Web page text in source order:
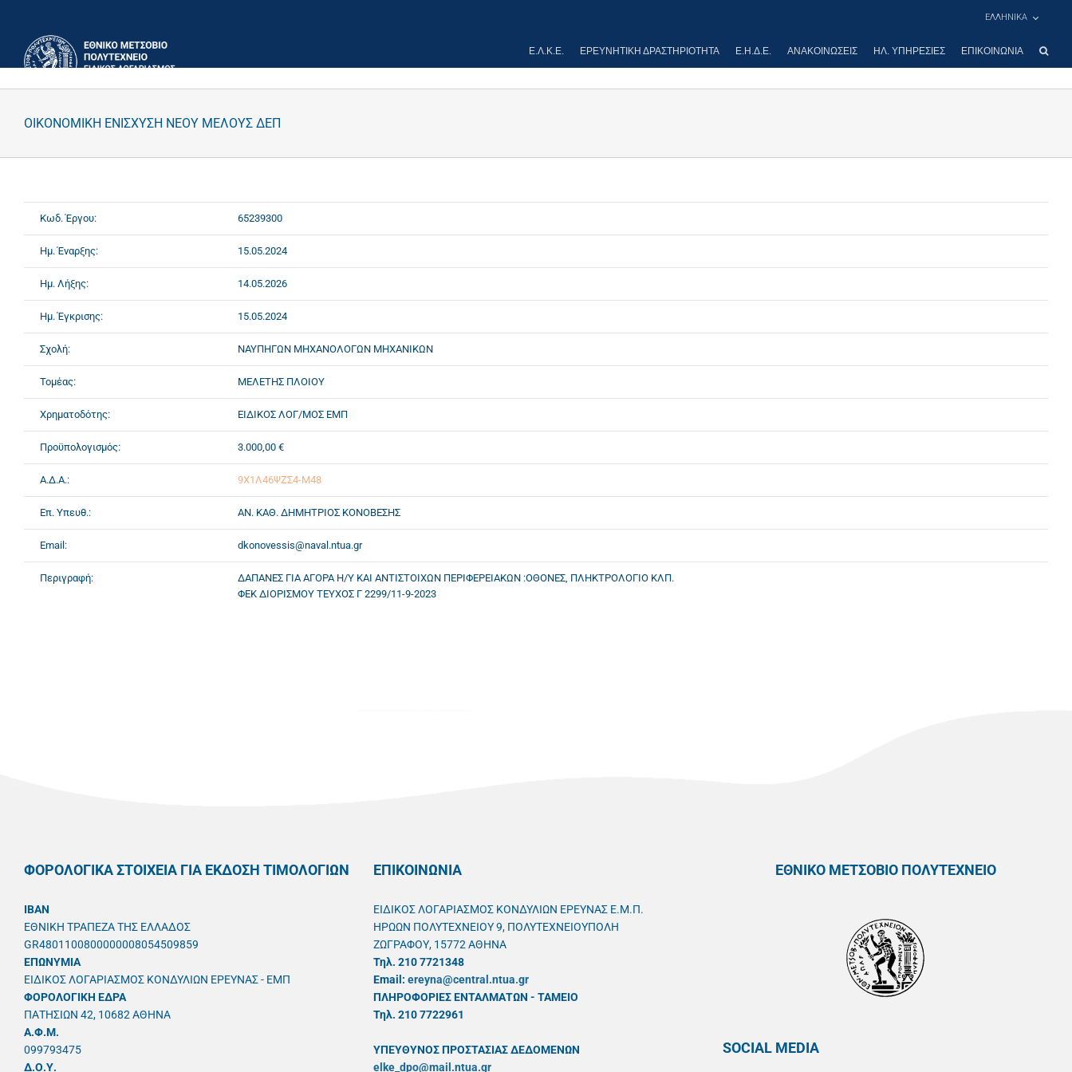
περιεχόμενο
ΕΛΛΗΝΙΚΑ
Ε.Λ.Κ.Ε. ΕΡΕΥΝΗΤΙΚΉ ΔΡΑΣΤΗΡΙΌΤΗΤΑ Ε.Η.Δ.Ε. ΑΝΑΚΟΙΝΏΣΕΙΣ ΗΛ. ΥΠΗΡΕΣΊΕΣ ΕΠΙΚΟΙΝΩΝΊΑ
ΟΙΚΟΝΟΜΙΚΗ ΕΝΙΣΧΥΣΗ ΝΕΟΥ ΜΕΛΟΥΣ ΔΕΠ
Κωδ. Έργου: 65239300
Ημ. Έναρξης: 15.05.2024
Ημ. Λήξης: 14.05.2026
Ημ. Έγκρισης: 15.05.2024
Σχολή: ΝΑΥΠΗΓΩΝ ΜΗΧΑΝΟΛΟΓΩΝ ΜΗΧΑΝΙΚΩΝ
Τομέας: ΜΕΛΕΤΗΣ ΠΛΟΙΟΥ
Χρηματοδότης: ΕΙΔΙΚΟΣ ΛΟΓ/ΜΟΣ ΕΜΠ
Προϋπολογισμός: 3.000,00 €
Α.Δ.Α.: 9Χ1Λ46ΨΖΣ4-Μ48
Επ. Υπευθ.: ΑΝ. ΚΑΘ. ΔΗΜΗΤΡΙΟΣ ΚΟΝΟΒΕΣΗΣ
Email: dkonovessis@naval.ntua.gr
Περιγραφή:
ΔΑΠΑΝΕΣ ΓΙΑ ΑΓΟΡΑ Η/Υ ΚΑΙ ΑΝΤΙΣΤΟΙΧΩΝ ΠΕΡΙΦΕΡΕΙΑΚΩΝ :ΟΘΟΝΕΣ, ΠΛΗΚΤΡΟΛΟΓΙΟ ΚΛΠ.
ΦΕΚ ΔΙΟΡΙΣΜΟΥ ΤΕΥΧΟΣ Γ 2299/11-9-2023
ΦΟΡΟΛΟΓΙΚΑ ΣΤΟΙΧΕΙΑ ΓΙΑ ΕΚΔΟΣΗ ΤΙΜΟΛΟΓΙΩΝ
IBAN
ΕΘΝΙΚΗ ΤΡΑΠΕΖΑ ΤΗΣ ΕΛΛΑΔΟΣ
GR4801100800000008054509859
ΕΠΩΝΥΜΙΑ
ΕΙΔΙΚΟΣ ΛΟΓΑΡΙΑΣΜΟΣ ΚΟΝΔΥΛΙΩΝ ΕΡΕΥΝΑΣ - ΕΜΠ
ΦΟΡΟΛΟΓΙΚΗ ΕΔΡΑ
ΠΑΤΗΣΙΩΝ 42, 10682 ΑΘΗΝΑ
A.Φ.Μ.
099793475
Δ.Ο.Υ.
ΕΠΙΚΟΙΝΩΝΙΑ
ΕΙΔΙΚΟΣ ΛΟΓΑΡΙΑΣΜΟΣ ΚΟΝΔΥΛΙΩΝ ΕΡΕΥΝΑΣ Ε.Μ.Π.
ΗΡΩΩΝ ΠΟΛΥΤΕΧΝΕΙΟΥ 9, ΠΟΛΥΤΕΧΝΕΙΟΥΠΟΛΗ
ΖΩΓΡΑΦΟΥ, 15772 ΑΘΗΝΑ
Τηλ. 210 7721348
Email: ereyna@central.ntua.gr
ΠΛΗΡΟΦΟΡΙΕΣ ΕΝΤΑΛΜΑΤΩΝ - ΤΑΜΕΙΟ
Τηλ. 210 7722961
ΥΠΕΥΘYΝΟΣ ΠΡΟΣΤΑΣΙΑΣ ΔΕΔΟΜΕΝΩΝ
elke_dpo@mail.ntua.gr
ΕΘΝΙΚΟ ΜΕΤΣΟΒΙΟ ΠΟΛΥΤΕΧΝΕΙΟ
SOCIAL MEDIA